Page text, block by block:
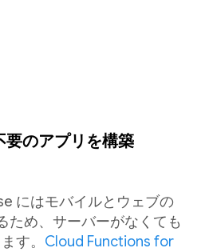
要のアプリを構築
にはモバイルとウェブの
ため、サーバーがなくても
す。 Cloud Functions for